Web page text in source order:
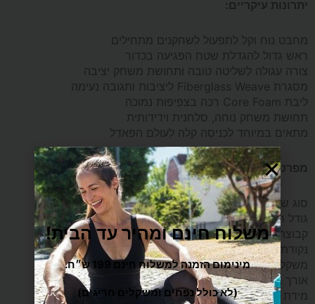
יתרונות עיקריים:
מחבט נוח וקל לתפעול לשחקנים מתחילים
ראש גדול להגדלת שטח הפגיעה בכדור
צורה עגולה לשליטה טובה ותחושת משחק יציבה
מסגרת Fiberglass Weave ליציבות ותגובה נעימה
ליבת Core Foam רכה בצפיפות נמוכה
תחושת משחק נוחה, סלחנית וידידותית
מתאים במיוחד לכניסה קלה לעולם הפאדל
מפרט טכני:
סוג שחקן: מתחיל
גודל ראש: 84 אינץ'
קבוצת גיל: בוגרים
נקודת איזון: 265 מ"מ
משקל המחבט: 365 גרם
אורך המחבט: 455 מ"מ
מידת גריפ 4.25״
משלוח חינם ומהיר עד הבית!
מינימום הזמנה למשלוח חינם 199 ש״ח.
(לא כולל נפחים ומשקלים חריגים)